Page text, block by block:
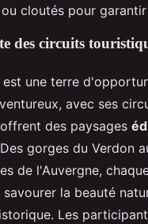
cloutés pour
des circuits
est une terre
avec ses
des paysages
gorges du Verdon
de l'Auvergne,
savourer la beauté
Les